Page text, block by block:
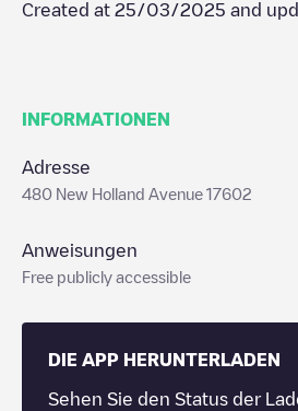
Created at 25/03/2025 and
INFORMATIONEN
Adresse
480 New Holland Avenue 17602
Anweisungen
Free publicly accessible
DIE APP HERUNTERLADEN
Sehen Sie den Status der